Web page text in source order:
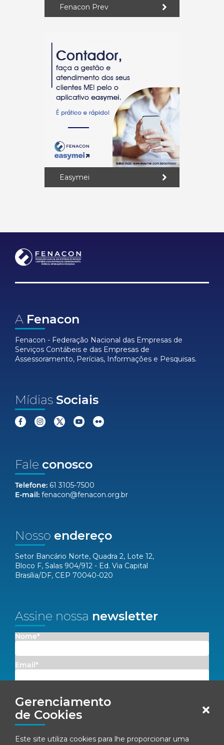
Gerenciamento
de Cookies
Este site utiliza cookies para lhe proporcionar uma
Fenacon Prev
Easymei
A Fenacon
Fenacon - Federação Nacional das Empresas de
Serviços Contábeis e das Empresas de
Assessoramento, Perícias, Informações e Pesquisas.
Mídias Sociais
Fale conosco
Telefone: 61 3105-7500
E-mail: fenacon@fenacon.org.br
Nosso endereço
Setor Bancário Norte, Quadra 2, Lote 12,
Bloco F, Salas 904/912 - Ed. Via Capital
Brasília/DF, CEP 70040-020
Assine nossa newsletter
Nome*
Email*
Ao se inscrever, você concorda com nossaPolítica de Privacidade